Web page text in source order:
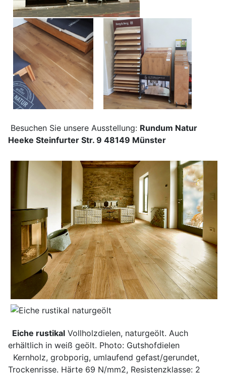
Besuchen Sie unsere Ausstellung: Rundum Natur
Heeke Steinfurter Str. 9 48149 Münster
Eiche rustikal Vollholzdielen, naturgeölt. Auch
erhältlich in weiß geölt. Photo: Gutshofdielen
Kernholz, grobporig, umlaufend gefast/gerundet,
Trockenrisse. Härte 69 N/mm2, Resistenzklasse: 2